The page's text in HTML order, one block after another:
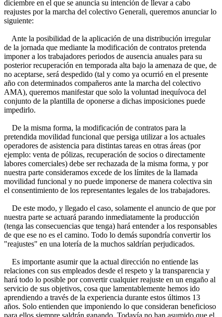
diciembre en el que se anuncia su intención de llevar a cabo
reajustes por la marcha del colectivo Generali, queremos anunciar lo
siguiente:
Ante la posibilidad de la aplicación de una distribución irregular
de la jornada que mediante la modificación de contratos pretenda
imponer a los trabajadores periodos de ausencia anuales para su
posterior recuperación en temporada alta bajo la amenaza de que, de
no aceptarse, será despedido (tal y como ya ocurrió en el presente
año con determinados compañeros ante la marcha del colectivo
AMA), queremos manifestar que solo la voluntad inequívoca del
conjunto de la plantilla de oponerse a dichas imposiciones puede
impedirlo.
De la misma forma, la modificación de contratos para la
pretendida movilidad funcional que persiga utilizar a los actuales
operadores de asistencia para distintas tareas en otras áreas (por
ejemplo: venta de pólizas, recuperación de socios o directamente
labores comerciales) debe ser rechazada de la misma forma, y por
nuestra parte consideramos excede de los límites de la llamada
movilidad funcional y no puede imponerse de manera colectiva sin
el consentimiento de los representantes legales de los trabajadores.
De este modo, y llegado el caso, solamente el anuncio de que por
nuestra parte se actuará parando inmediatamente la producción
(tenga las consecuencias que tenga) hará entender a los responsables
de que ese no es el camino. Todo lo demás supondría convertir los
"reajustes" en una lotería de la muchos saldrían perjudicados.
Es importante asumir que la actual dirección no entiende las
relaciones con sus empleados desde el respeto y la transparencia y
hará todo lo posible por convertir cualquier reajuste en un engaño al
servicio de sus objetivos, cosa que lamentablemente hemos ido
aprendiendo a través de la experiencia durante estos últimos 13
años. Solo entienden que imponiendo lo que consideran beneficioso